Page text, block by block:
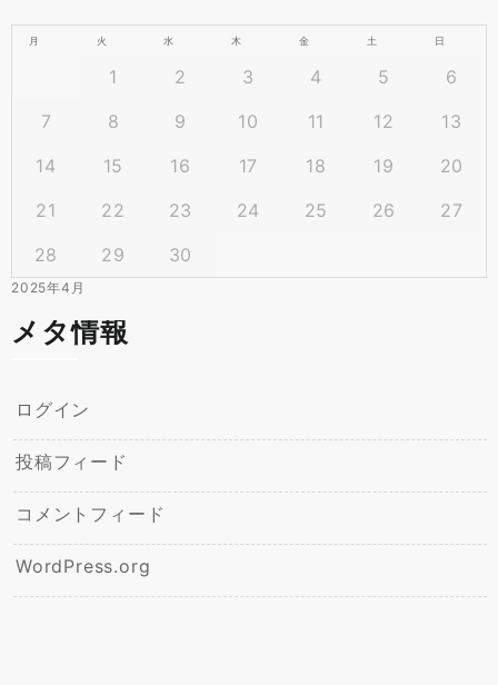
2025年4月
月 火 水 木 金 土 日
1 2 3 4 5
6
7
8 9 10 11 12
13
14
15 16 17 18 19
20
21
22 23 24 25 26
27
28
29 30
メタ情報
ログイン
投稿フィード
コメントフィード
WordPress.org